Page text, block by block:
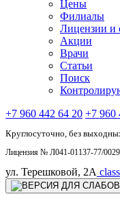
Цены
Филиалы
Лицензии и
Акции
Врачи
Статьи
Поиск
+7 960 442 64 20 +7 960
Круглосуточно, без
Лицензия № Л041-01137-77/
ул. Терешковой, 2А